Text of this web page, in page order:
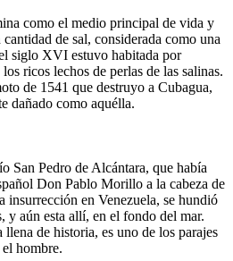
como el medio principal de vida y
de sal, considerada como una
siglo XVI estuvo habitada por
ricos lechos de perlas de las salinas.
de 1541 que destruyo a Cubagua,
dañado como aquélla.
San Pedro de Alcántara, que había
Don Pablo Morillo a la cabeza de
insurrección en Venezuela, se hundió
y aún esta allí, en el fondo del mar.
de historia, es uno de los parajes
hombre.